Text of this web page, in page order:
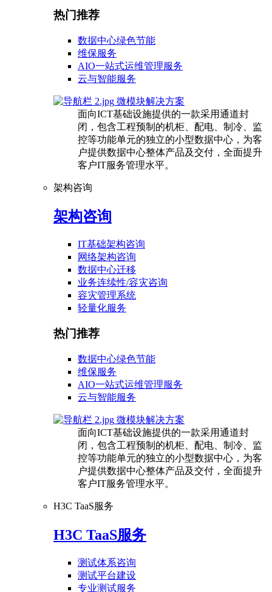
热门推荐
数据中心绿色节能
维保服务
AIO一站式运维管理服务
云与智能服务
微模块解决方案
面向ICT基础设施提供的一款采用通道封
闭，包含工程预制的机柜、配电、制冷、监
控等功能单元的独立的小型数据中心，为客
户提供数据中心整体产品及交付，全面提升
客户IT服务管理水平。
架构咨询
架构咨询
IT基础架构咨询
网络架构咨询
数据中心迁移
业务连续性/容灾咨询
容灾管理系统
轻量化服务
热门推荐
数据中心绿色节能
维保服务
AIO一站式运维管理服务
云与智能服务
微模块解决方案
面向ICT基础设施提供的一款采用通道封
闭，包含工程预制的机柜、配电、制冷、监
控等功能单元的独立的小型数据中心，为客
户提供数据中心整体产品及交付，全面提升
客户IT服务管理水平。
H3C TaaS服务
H3C TaaS服务
测试体系咨询
测试平台建设
专业测试服务